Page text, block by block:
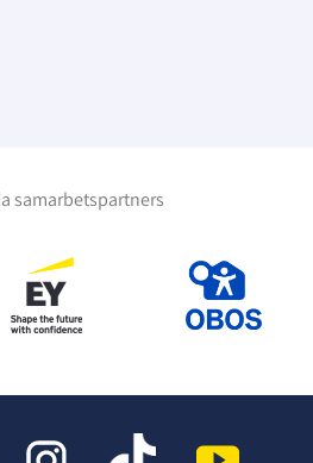
samarbetspartners